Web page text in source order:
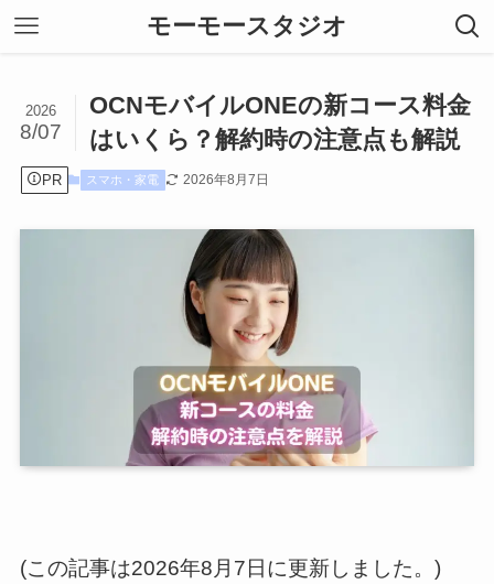
モーモースタジオ
OCNモバイルONEの新コース料金
はいくら？解約時の注意点も解説
2026
8/07
PR スマホ・家電 2026年8月7日
(この記事は2026年8月7日に更新しました。)